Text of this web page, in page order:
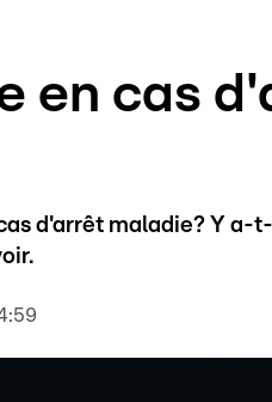
en cas
d'arrêt maladie? Y a-